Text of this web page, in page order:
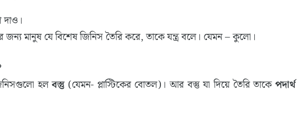
দাও।
মানুষ যে বিশেষ জিনিস তৈরি করে, তাকে যন্ত্র বলে। যেমন – কুলো।
হলবস্তু(যেমন- প্লাস্টিকের বোতল)। আর বস্তু যা দিয়ে তৈরি তাকেপদার্থ